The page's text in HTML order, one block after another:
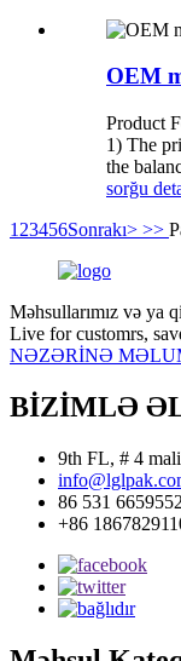
OEM
Product
1) The
the
sorğu
1 23456Sonrakı> >>
Məhsullarımız və ya
Live for customrs,
NƏZƏRİNƏ
BİZİMLƏ
9th FL, # 4
86 531
+86